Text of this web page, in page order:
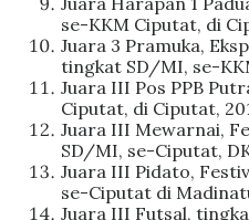
se-KKM Ciputat, di
Juara 3 Pramuka,
tingkat SD/MI, se-
Juara III Pos PPB
Ciputat, di Ciputat,
Juara III Mewarnai,
SD/MI, se-Ciputat,
Juara III Pidato,
se-Ciputat di
Juara III Futsal,